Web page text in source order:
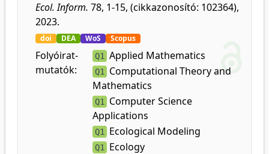
Ecol. Inform. 78, 1-15, (cikkazonosító: 102364),
2023.
doi DEA WoS Scopus
Folyóirat-
mutatók:
Q1 Applied Mathematics
Q1 Computational Theory and
Mathematics
Q1 Computer Science
Applications
Q1 Ecological Modeling
Q1 Ecology